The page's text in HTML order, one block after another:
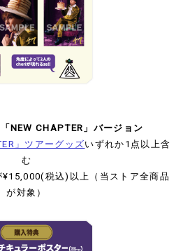
NEW CHAPTER」バージョン
」ツアーグッズいずれか1点以上含
む
税込)以上（当ストア全商品
が対象）